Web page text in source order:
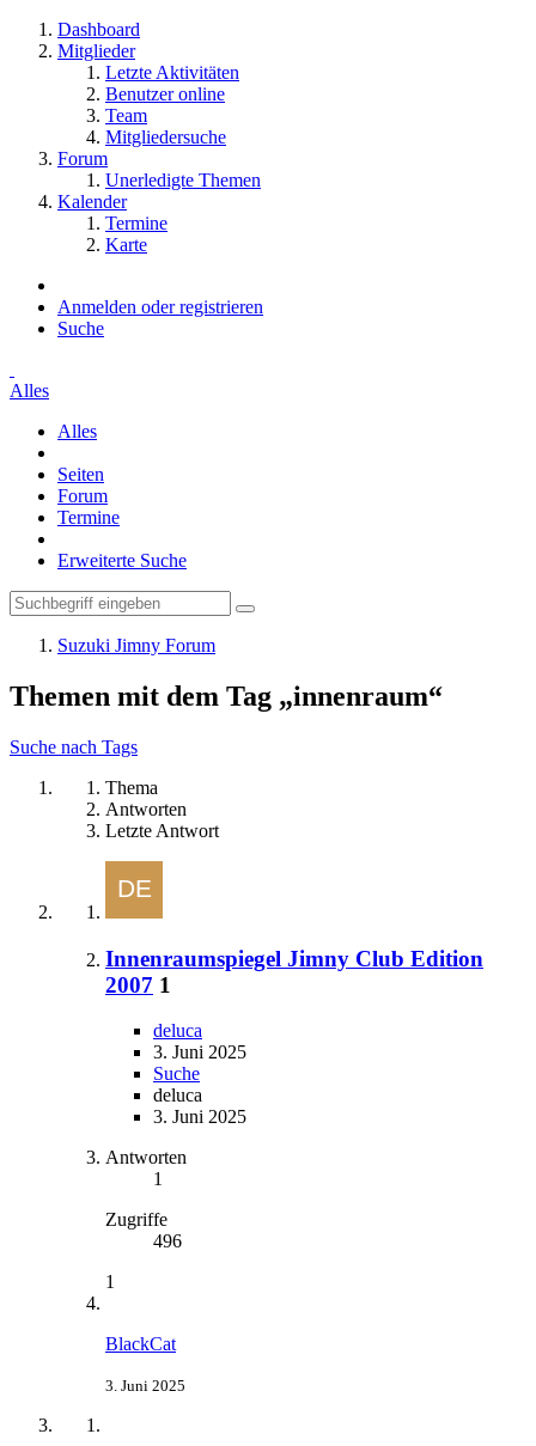
Dashboard
Mitglieder
Letzte Aktivitäten
Benutzer online
Team
Mitgliedersuche
Forum
Unerledigte Themen
Kalender
Termine
Karte
Anmelden oder registrieren
Suche
Alles
Alles
Seiten
Forum
Termine
Erweiterte Suche
Suzuki Jimny Forum
Themen mit dem Tag „innenraum“
Suche nach Tags
Thema
Antworten
Letzte Antwort
Innenraumspiegel Jimny Club Edition
2007 1
deluca
3. Juni 2025
Suche
deluca
3. Juni 2025
Antworten
1
Zugriffe
496
1
BlackCat
3. Juni 2025